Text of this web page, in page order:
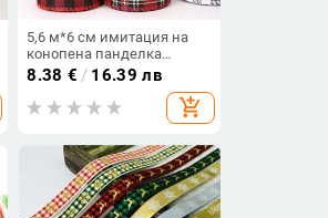
5,6 м*6 см имитация на
конопена панделка
Коледни панделки
Направи си сам панделка
за подарък за коледна
елха Декорация с кабелни
лента
8.38 € / 16.39 лв
add_shopping_cart